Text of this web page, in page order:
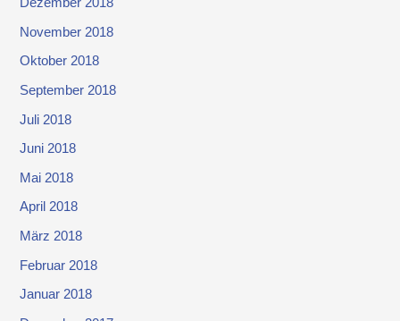
November 2018
Oktober 2018
September 2018
Juli 2018
Juni 2018
Mai 2018
April 2018
März 2018
Februar 2018
Januar 2018